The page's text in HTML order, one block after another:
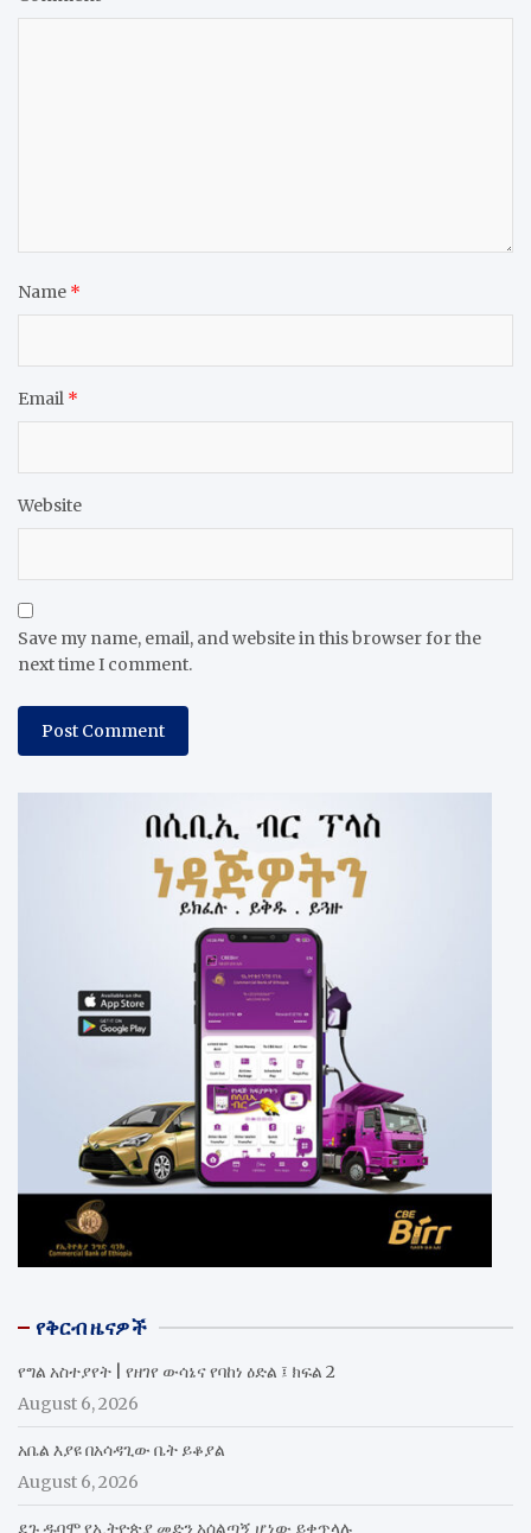
Name *
Email *
Website
Save my name, email, and website in this browser for the
next time I comment.
የቅርብ ዜናዎች
የግል አስተያየት | የዘገየ ውሳኔና የባከነ ዕድል ፤ ክፍል 2
August 6, 2026
አቤል እያዩ በአሳዳጊው ቤት ይቆያል
August 6, 2026
ደጉ ዱባሞ የኢትዮጵያ መድን አሰልጣኝ ሆነው ይቀጥላሉ